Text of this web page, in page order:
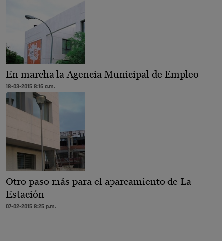
En marcha la Agencia Municipal de Empleo
18-03-2015 8:16 a.m.
Otro paso más para el aparcamiento de La
Estación
07-02-2015 8:25 p.m.